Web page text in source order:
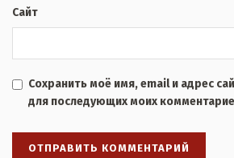
Сайт
Сохранить моё имя, email и адрес
для последующих моих